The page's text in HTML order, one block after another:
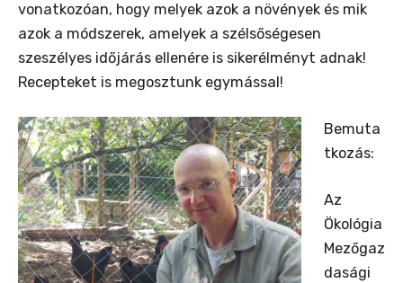
vonatkozóan, hogy melyek azok a növények és mik
azok a módszerek, amelyek a szélsőségesen
szeszélyes időjárás ellenére is sikerélményt adnak!
Recepteket is megosztunk egymással!
Bemuta
tkozás:
Az
Ökológia
Mezőgaz
dasági